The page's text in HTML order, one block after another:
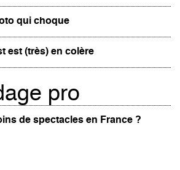
qui choque
est (très) en colère
pro
de spectacles en France ?